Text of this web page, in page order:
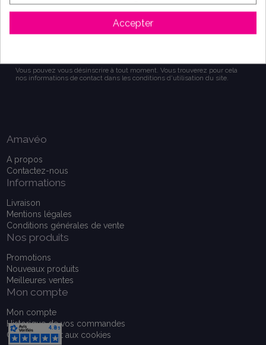
S'inscrire à la lettre d'information
Vous pouvez vous désinscrire à tout moment. Vous trouverez pour cela
nos informations de contact dans les conditions d'utilisation du site.
Amavéo
A propos
Contactez-nous
Informations
Livraison
Mentions légales
Conditions générales de vente
Nos produits
Promotions
Nouveaux produits
Meilleures ventes
Mon compte
Mon compte
Historique de vos commandes
Consentement aux cookies
Accepter